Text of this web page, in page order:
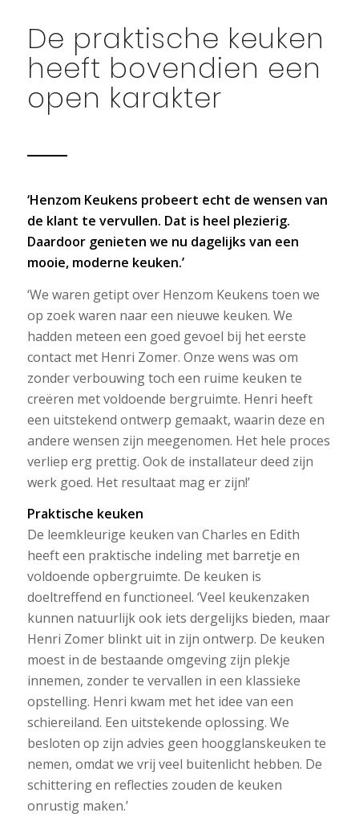
De praktische keuken
heeft bovendien een
open karakter
‘Henzom Keukens probeert echt de wensen van
de klant te vervullen. Dat is heel plezierig.
Daardoor genieten we nu dagelijks van een
mooie, moderne keuken.’
‘We waren getipt over Henzom Keukens toen we
op zoek waren naar een nieuwe keuken. We
hadden meteen een goed gevoel bij het eerste
contact met Henri Zomer. Onze wens was om
zonder verbouwing toch een ruime keuken te
creëren met voldoende bergruimte. Henri heeft
een uitstekend ontwerp gemaakt, waarin deze en
andere wensen zijn meegenomen. Het hele proces
verliep erg prettig. Ook de installateur deed zijn
werk goed. Het resultaat mag er zijn!’
Praktische keuken
De leemkleurige keuken van Charles en Edith
heeft een praktische indeling met barretje en
voldoende opbergruimte. De keuken is
doeltreffend en functioneel. ‘Veel keukenzaken
kunnen natuurlijk ook iets dergelijks bieden, maar
Henri Zomer blinkt uit in zijn ontwerp. De keuken
moest in de bestaande omgeving zijn plekje
innemen, zonder te vervallen in een klassieke
opstelling. Henri kwam met het idee van een
schiereiland. Een uitstekende oplossing. We
besloten op zijn advies geen hoogglanskeuken te
nemen, omdat we vrij veel buitenlicht hebben. De
schittering en reflecties zouden de keuken
onrustig maken.’